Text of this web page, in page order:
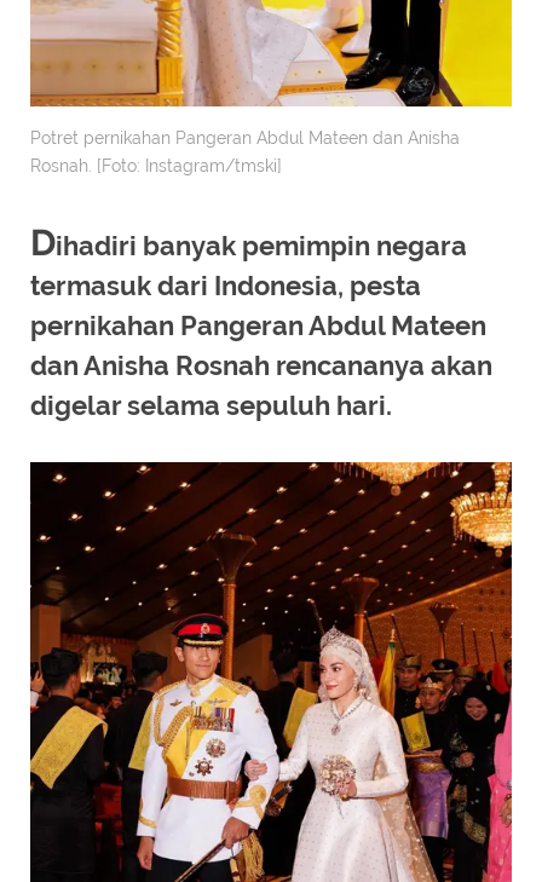
Potret pernikahan Pangeran Abdul Mateen dan Anisha
Rosnah. [Foto: Instagram/tmski]
Dihadiri banyak pemimpin negara
termasuk dari Indonesia, pesta
pernikahan Pangeran Abdul Mateen
dan Anisha Rosnah rencananya akan
digelar selama sepuluh hari.